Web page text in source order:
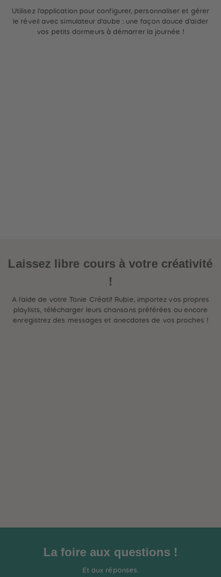
Utilisez l'application pour configurer, personnaliser et gérer
le réveil avec simulateur d'aube : une façon douce d'aider
vos petits dormeurs à démarrer la journée !
Laissez libre cours à votre créativité
!
A l'aide de votre Tonie Créatif Rubie, importez vos propres
playlists, télécharger leurs chansons préférées ou encore
enregistrez des messages et anecdotes de vos proches !
La foire aux questions !
Et aux réponses.